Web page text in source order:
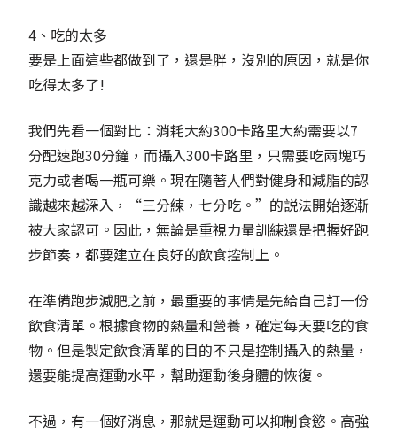
4、吃的太多
要是上面這些都做到了，還是胖，沒別的原因，就是你
吃得太多了!
我們先看一個對比：消耗大約300卡路里大約需要以7
分配速跑30分鐘，而攝入300卡路里，只需要吃兩塊巧
克力或者喝一瓶可樂。現在隨著人們對健身和減脂的認
識越來越深入，“三分練，七分吃。”的説法開始逐漸
被大家認可。因此，無論是重視力量訓練還是把握好跑
步節奏，都要建立在良好的飲食控制上。
在準備跑步減肥之前，最重要的事情是先給自己訂一份
飲食清單。根據食物的熱量和營養，確定每天要吃的食
物。但是製定飲食清單的目的不只是控制攝入的熱量，
還要能提高運動水平，幫助運動後身體的恢復。
不過，有一個好消息，那就是運動可以抑制食慾。高強